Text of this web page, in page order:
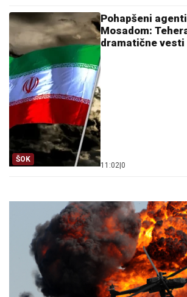
ŠOK
Pohapšeni
Mosadom:
dramatične vesti
11:02 0